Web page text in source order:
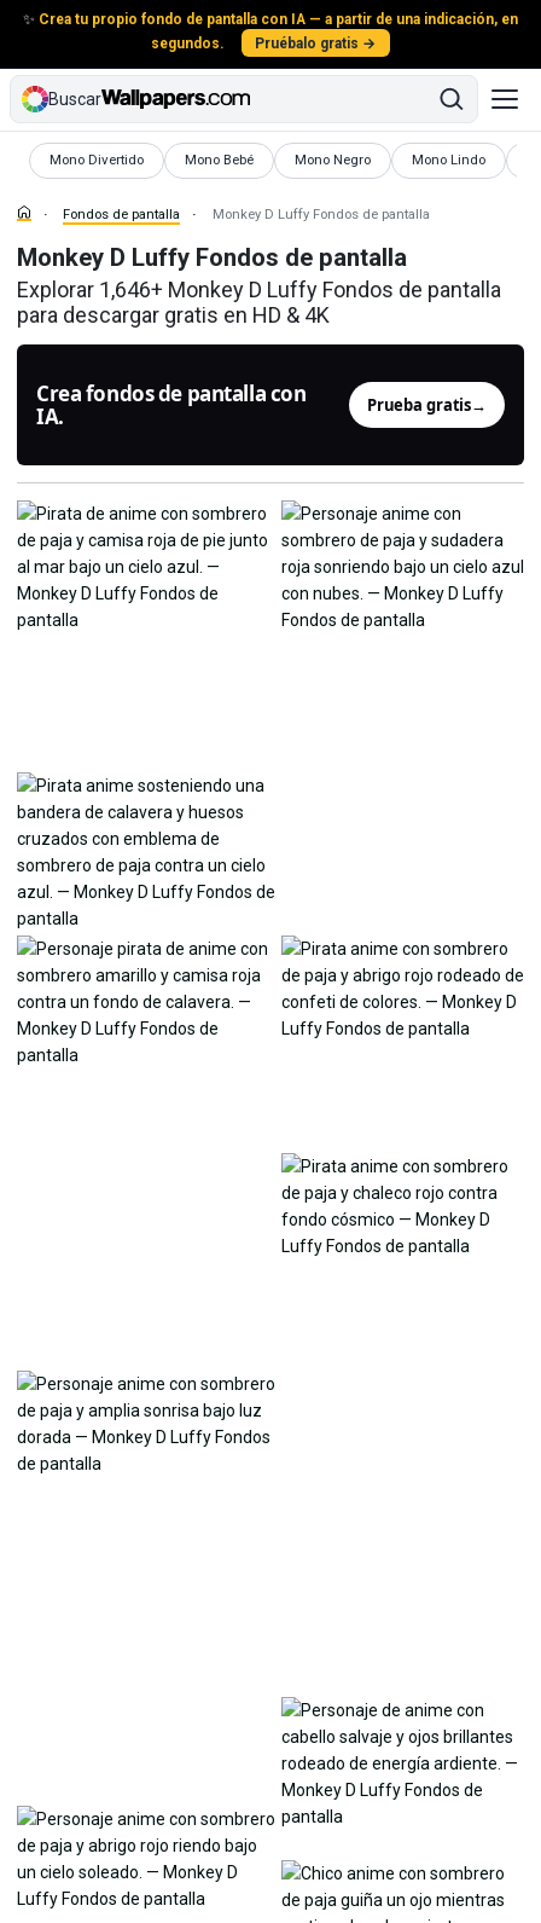
✨ Crea tu propio fondo de pantalla con IA — a partir de una indicación, en
segundos.
Pruébalo gratis →
Buscar
Mono Divertido
Fondos de pantalla Mono Bebé
Fondos de pantallaMono Negro
Fondos de pantalla Mono Lindo
Fondos de pantalla
Fondos de pantalla Monkey D Luffy Fondos de pantalla
Monkey D Luffy Fondos de pantalla
Explorar 1,646+ Monkey D Luffy Fondos de pantalla
para descargar gratis en HD & 4K
Crea fondos de pantalla con
IA.
Prueba gratis→